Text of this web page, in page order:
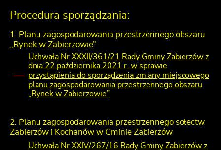
Procedura sporządzania:
1. Planu zagospodarowania przestrzennego obszaru
„Rynek w Zabierzowie”
Uchwała Nr XXXII/361/21 Rady Gminy Zabierzów z
dnia 22 października 2021 r. w sprawie
przystąpienia do sporządzenia zmiany miejscowego
planu zagospodarowania przestrzennego obszaru
„Rynek w Zabierzowie”
2. Planu zagospodarowania przestrzennego sołectw
Zabierzów i Kochanów w Gminie Zabierzów
Uchwała Nr XXIV/267/16 Rady Gminy Zabierzów z